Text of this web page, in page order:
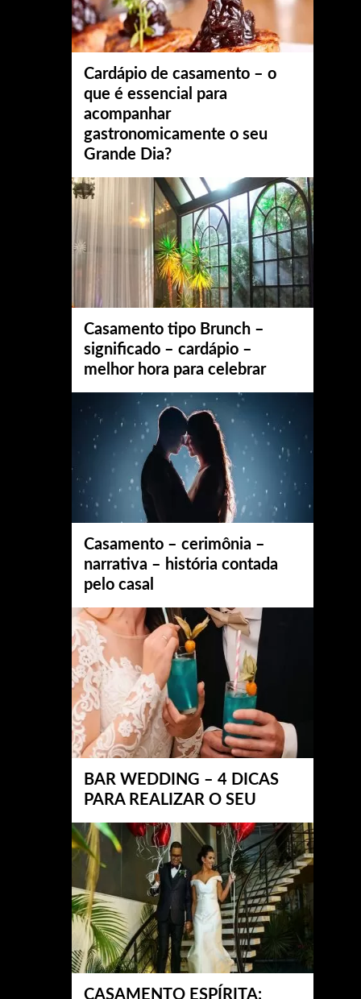
Cardápio de casamento – o
que é essencial para
acompanhar
gastronomicamente o seu
Grande Dia?
Casamento tipo Brunch –
significado – cardápio –
melhor hora para celebrar
Casamento – cerimônia –
narrativa – história contada
pelo casal
BAR WEDDING – 4 DICAS
PARA REALIZAR O SEU
CASAMENTO ESPÍRITA: